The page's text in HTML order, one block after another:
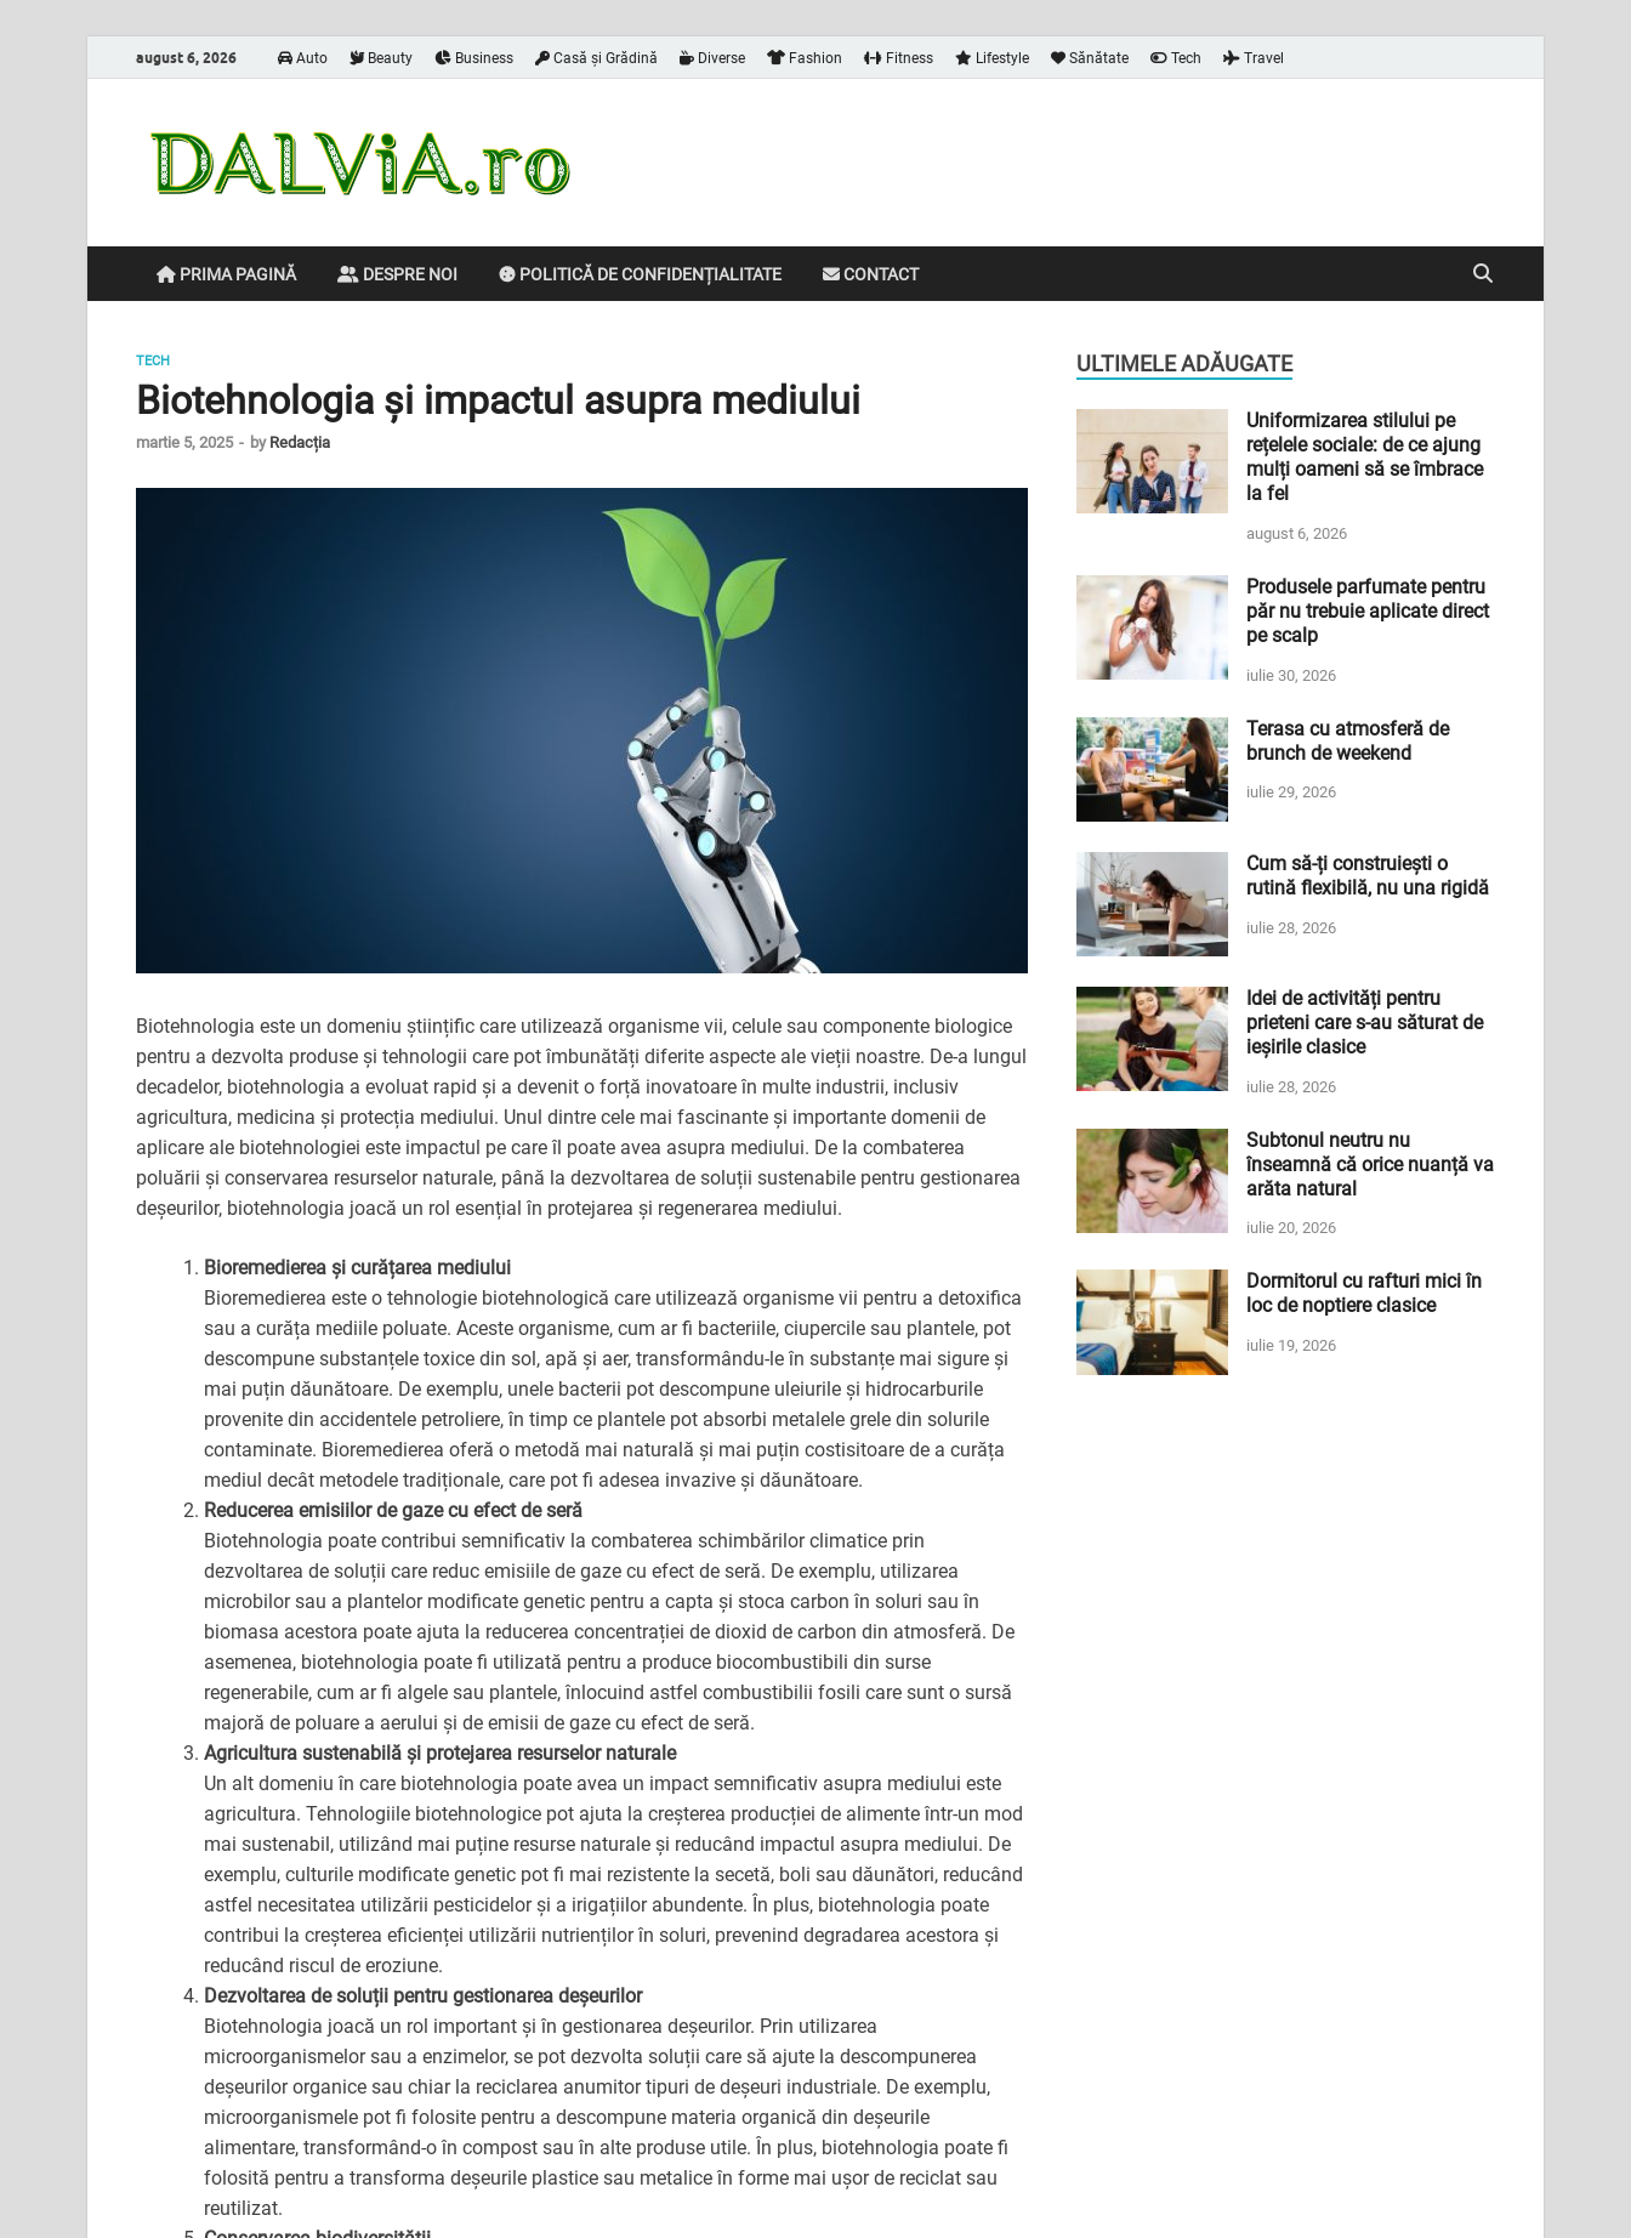
august 6, 2026 Auto Beauty Business Casă și Grădină Diverse Fashion Fitness Lifestyle Sănătate Tech Travel
PRIMA PAGINĂ DESPRE NOI POLITICĂ DE CONFIDENȚIALITATE CONTACT
TECH
Biotehnologia și impactul asupra mediului
martie 5, 2025 - by Redacția
Biotehnologia este un domeniu științific care utilizează organisme vii, celule sau componente biologice
pentru a dezvolta produse și tehnologii care pot îmbunătăți diferite aspecte ale vieții noastre. De-a lungul
decadelor, biotehnologia a evoluat rapid și a devenit o forță inovatoare în multe industrii, inclusiv
agricultura, medicina și protecția mediului. Unul dintre cele mai fascinante și importante domenii de
aplicare ale biotehnologiei este impactul pe care îl poate avea asupra mediului. De la combaterea
poluării și conservarea resurselor naturale, până la dezvoltarea de soluții sustenabile pentru gestionarea
deșeurilor, biotehnologia joacă un rol esențial în protejarea și regenerarea mediului.
Bioremedierea și curățarea mediului
Bioremedierea este o tehnologie biotehnologică care utilizează organisme vii pentru a detoxifica
sau a curăța mediile poluate. Aceste organisme, cum ar fi bacteriile, ciupercile sau plantele, pot
descompune substanțele toxice din sol, apă și aer, transformându-le în substanțe mai sigure și
mai puțin dăunătoare. De exemplu, unele bacterii pot descompune uleiurile și hidrocarburile
provenite din accidentele petroliere, în timp ce plantele pot absorbi metalele grele din solurile
contaminate. Bioremedierea oferă o metodă mai naturală și mai puțin costisitoare de a curăța
mediul decât metodele tradiționale, care pot fi adesea invazive și dăunătoare.
Reducerea emisiilor de gaze cu efect de seră
Biotehnologia poate contribui semnificativ la combaterea schimbărilor climatice prin
dezvoltarea de soluții care reduc emisiile de gaze cu efect de seră. De exemplu, utilizarea
microbilor sau a plantelor modificate genetic pentru a capta și stoca carbon în soluri sau în
biomasa acestora poate ajuta la reducerea concentrației de dioxid de carbon din atmosferă. De
asemenea, biotehnologia poate fi utilizată pentru a produce biocombustibili din surse
regenerabile, cum ar fi algele sau plantele, înlocuind astfel combustibilii fosili care sunt o sursă
majoră de poluare a aerului și de emisii de gaze cu efect de seră.
Agricultura sustenabilă și protejarea resurselor naturale
Un alt domeniu în care biotehnologia poate avea un impact semnificativ asupra mediului este
agricultura. Tehnologiile biotehnologice pot ajuta la creșterea producției de alimente într-un mod
mai sustenabil, utilizând mai puține resurse naturale și reducând impactul asupra mediului. De
exemplu, culturile modificate genetic pot fi mai rezistente la secetă, boli sau dăunători, reducând
astfel necesitatea utilizării pesticidelor și a irigațiilor abundente. În plus, biotehnologia poate
contribui la creșterea eficienței utilizării nutrienților în soluri, prevenind degradarea acestora și
reducând riscul de eroziune.
Dezvoltarea de soluții pentru gestionarea deșeurilor
Biotehnologia joacă un rol important și în gestionarea deșeurilor. Prin utilizarea
microorganismelor sau a enzimelor, se pot dezvolta soluții care să ajute la descompunerea
deșeurilor organice sau chiar la reciclarea anumitor tipuri de deșeuri industriale. De exemplu,
microorganismele pot fi folosite pentru a descompune materia organică din deșeurile
alimentare, transformând-o în compost sau în alte produse utile. În plus, biotehnologia poate fi
folosită pentru a transforma deșeurile plastice sau metalice în forme mai ușor de reciclat sau
reutilizat.
ULTIMELE ADĂUGATE
Uniformizarea stilului pe
rețelele sociale: de ce ajung
mulți oameni să se îmbrace
la fel
august 6, 2026
Produsele parfumate pentru
păr nu trebuie aplicate direct
pe scalp
iulie 30, 2026
Terasa cu atmosferă de
brunch de weekend
iulie 29, 2026
Cum să-ți construiești o
rutină flexibilă, nu una rigidă
iulie 28, 2026
Idei de activități pentru
prieteni care s-au săturat de
ieșirile clasice
iulie 28, 2026
Subtonul neutru nu
înseamnă că orice nuanță va
arăta natural
iulie 20, 2026
Dormitorul cu rafturi mici în
loc de noptiere clasice
iulie 19, 2026